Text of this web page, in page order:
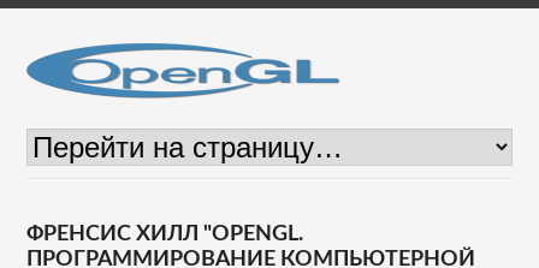
ФРЕНСИС ХИЛЛ "OPENGL.
ПРОГРАММИРОВАНИЕ КОМПЬЮТЕРНОЙ